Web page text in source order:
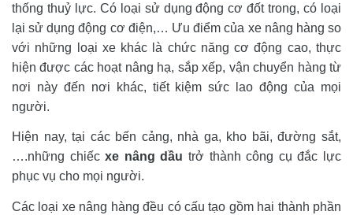
thống thuỷ lực. Có loại sử dụng động cơ đốt trong, có loại
lại sử dụng động cơ điện,… Ưu điểm của xe nâng hàng so
với những loại xe khác là chức năng cơ động cao, thực
hiện được các hoạt nâng hạ, sắp xếp, vận chuyển hàng từ
nơi này đến nơi khác, tiết kiệm sức lao động của mọi
người.
Hiện nay, tại các bến cảng, nhà ga, kho bãi, đường sắt,
….những chiếc xe nâng dầu trở thành công cụ đắc lực
phục vụ cho mọi người.
Các loại xe nâng hàng đều có cấu tạo gồm hai thành phần